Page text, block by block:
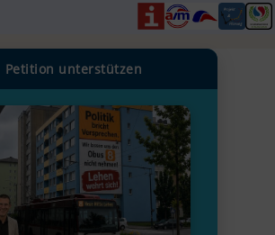
Petition unterstützen